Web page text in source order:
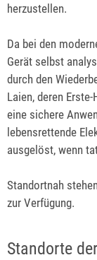
herzustellen.
Da bei den
Gerät selbst
durch den
Laien, deren
eine sichere
lebensrettende
ausgelöst, wenn
Standortnah
zur Verfügung.
Standorte